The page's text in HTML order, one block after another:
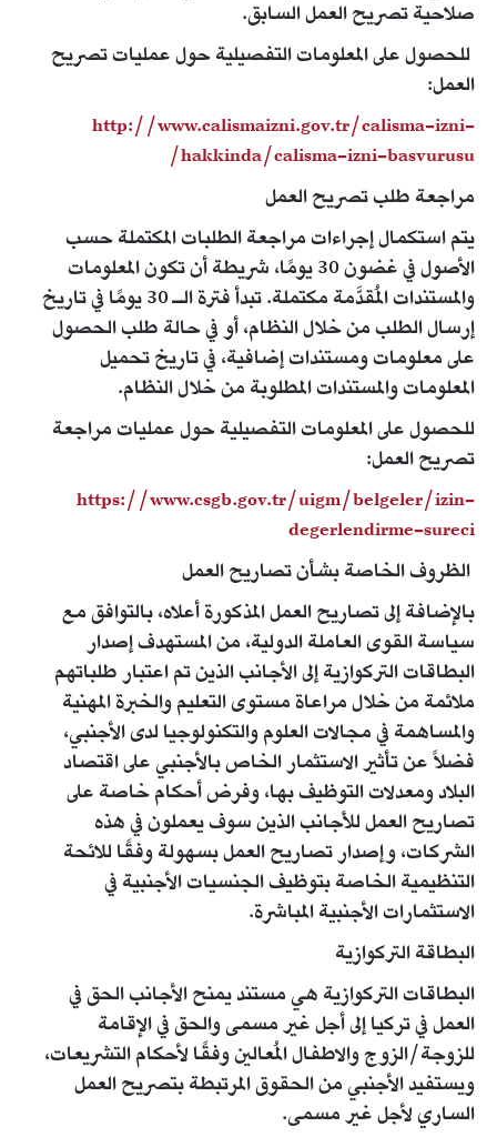
صلاحية تصريح العمل السابق.
للحصول على المعلومات التفصيلية حول عمليات تصريح
العمل:
http://www.calismaizni.gov.tr/calisma-izni-
hakkinda/calisma-izni-basvurusu/​
مراجعة طلب تصريح العمل
يتم استكمال إجراءات مراجعة الطلبات المكتملة حسب
الأصول في غضون 30 يومًا، شريطة أن تكون المعلومات
والمستندات المُقدَّمة مكتملة. تبدأ فترة الـ 30 يومًا في تاريخ
إرسال الطلب من خلال النظام، أو في حالة طلب الحصول
على معلومات ومستندات إضافية، في تاريخ تحميل
المعلومات والمستندات المطلوبة من خلال النظام.
للحصول على المعلومات التفصيلية حول عمليات مراجعة
تصريح العمل:
https://www.csgb.gov.tr/uigm/belgeler/izin-
degerlendirme-sureci
الظروف الخاصة بشأن تصاريح العمل
بالإضافة إلى تصاريح العمل المذكورة أعلاه، بالتوافق مع
سياسة القوى العاملة الدولية، من المستهدف إصدار
البطاقات التركوازية إلى الأجانب الذين تم اعتبار طلباتهم
ملائمة من خلال مراعاة مستوى التعليم والخبرة المهنية
والمساهمة في مجالات العلوم والتكنولوجيا لدى الأجنبي،
فضلاً عن تأثير الاستثمار الخاص بالأجنبي على اقتصاد
البلاد ومعدلات التوظيف بها، وفرض أحكام خاصة على
تصاريح العمل للأجانب الذين سوف يعملون في هذه
الشركات، وإصدار تصاريح العمل بسهولة وفقًا للائحة
التنظيمية الخاصة بتوظيف الجنسيات الأجنبية في
الاستثمارات الأجنبية المباشرة.
البطاقة التركوازية
البطاقات التركوازية هي مستند يمنح الأجانب الحق في
العمل في تركيا إلى أجل غير مسمى والحق في الإقامة
للزوجة/الزوج والاطفال المُعالين وفقًا لأحكام التشريعات،
ويستفيد الأجنبي من الحقوق المرتبطة بتصريح العمل
الساري لأجل غير مسمى.​